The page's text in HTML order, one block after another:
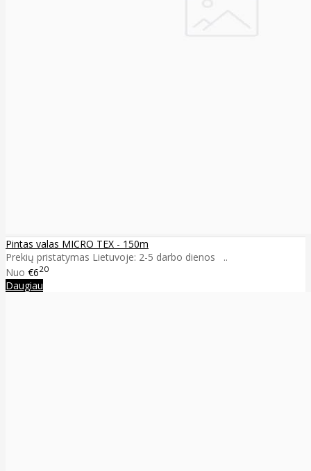
Pintas valas MICRO TEX - 150m
Prekių pristatymas Lietuvoje: 2-5 darbo dienos ..
Nuo €620
Daugiau